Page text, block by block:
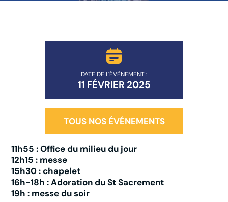
DATE DE L'ÉVÈNEMENT :
11 FÉVRIER 2025
TOUS NOS ÉVÉNEMENTS
11h55 : Office du milieu du jour
12h15 : messe
15h30 : chapelet
16h-18h : Adoration du St Sacrement
19h : messe du soir